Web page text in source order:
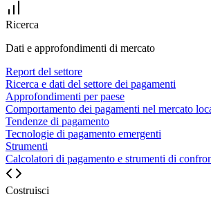
Ricerca
Dati e approfondimenti di mercato
Report del settore
Ricerca e dati del settore dei pagamenti
Approfondimenti per paese
Comportamento dei pagamenti nel mercato
Tendenze di pagamento
Tecnologie di pagamento emergenti
Strumenti
Calcolatori di pagamento e strumenti di
Costruisci